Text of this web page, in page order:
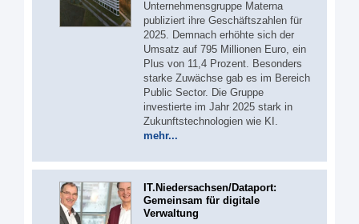
Unternehmensgruppe Materna
publiziert ihre Geschäftszahlen für
2025. Demnach erhöhte sich der
Umsatz auf 795 Millionen Euro, ein
Plus von 11,4 Prozent. Besonders
starke Zuwächse gab es im Bereich
Public Sector. Die Gruppe
investierte im Jahr 2025 stark in
Zukunftstechnologien wie KI.
mehr...
IT.Niedersachsen/Dataport:
Gemeinsam für digitale
Verwaltung